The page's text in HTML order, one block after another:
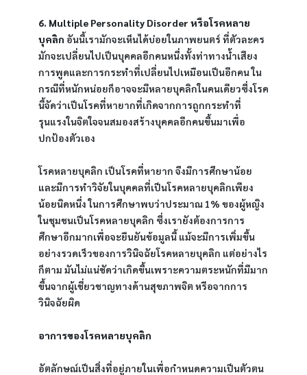
6. Multiple Personality Disorder หรือโรคหลาย
บุคลิก อันนี้เรามักจะเห็นได้บ่อยในภาพยนตร์ ที่ตัวละคร
มักจะเปลี่ยนไปเป็นบุคคลอีกคนหนึ่งทั้งท่าทางน้ำเสียง
การพูดและการกระทำที่เปลี่ยนไปเหมือนเป็นอีกคน ใน
กรณีที่หนักหน่อยก็อาจจะมีหลายบุคลิกในคนเดียวซึ่งโรค
นี้จัดว่าเป็นโรคที่หายากที่เกิดจากการถูกกระทำที่
รุนแรงในจิตใจจนสมองสร้างบุคคลอีกคนขึ้นมาเพื่อ
ปกป้องตัวเอง
โรคหลายบุคลิก เป็นโรคที่หายาก จึงมีการศึกษาน้อย
และมีการทำวิจัยในบุคคลที่เป็นโรคหลายบุคลิกเพียง
น้อยนิดหนึ่ง ในการศึกษาพบว่าประมาณ 1% ของผู้หญิง
ในชุมชนเป็นโรคหลายบุคลิก ซึ่งเรายังต้องการการ
ศึกษาอีกมากเพื่อจะยืนยันข้อมูลนี้ แม้จะมีการเพิ่มขึ้น
อย่างรวดเร็วของการวินิจฉัยโรคหลายบุคลิก แต่อย่างไร
ก็ตาม มันไม่แน่ชัดว่าเกิดขึ้นเพราะความตระหนักที่มีมาก
ขึ้นจากผู้เชี่ยวชาญทางด้านสุขภาพจิต หรือจากการ
วินิจฉัยผิด
อาการของโรคหลายบุคลิก
อัตลักษณ์เป็นสิ่งที่อยู่ภายในเพื่อกำหนดความเป็นตัวตน